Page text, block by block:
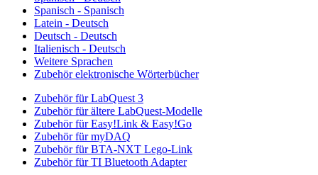
Spanisch - Spanisch
Latein - Deutsch
Deutsch - Deutsch
Italienisch - Deutsch
Weitere Sprachen
Zubehör elektronische Wörterbücher
Zubehör für LabQuest 3
Zubehör für ältere LabQuest-Modelle
Zubehör für Easy!Link & Easy!Go
Zubehör für myDAQ
Zubehör für BTA-NXT Lego-Link
Zubehör für TI Bluetooth Adapter